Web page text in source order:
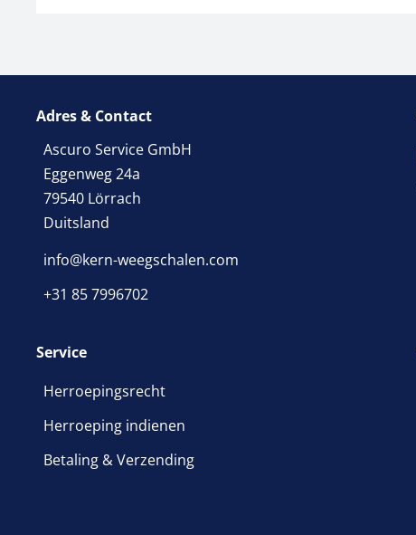
Adres & Contact
Ascuro Service GmbH
Eggenweg 24a
79540 Lörrach
Duitsland
info@kern-weegschalen.com
+31 85 7996702
Service
Herroepingsrecht
Herroeping indienen
Betaling & Verzending